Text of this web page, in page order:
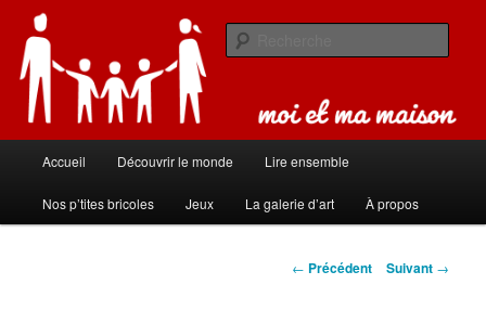
contenu
principalMoi et ma maison
Carnet de bord de famille
principal
Accueil Découvrir le monde Lire ensemble
Nos p’tites bricoles Jeux La galerie d’art À propos
Navigation
← Précédent Suivant →